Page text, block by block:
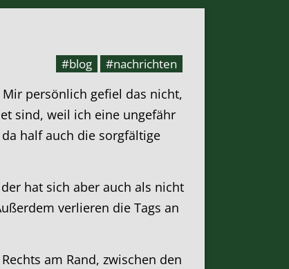
#blog
#nachrichten
persönlich gefiel das nicht,
sind, weil ich eine ungefähr
half auch die sorgfältige
hat sich aber auch als nicht
verlieren die Tags an
am Rand, zwischen den